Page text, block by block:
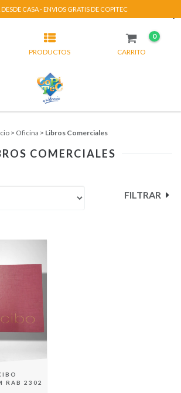
CASA - ENVIOS GRATIS DE COPITEC
PRODUCTOS CARRITO
0
> Oficina > Libros Comerciales
COMERCIALES
FILTRAR
RAB 2302